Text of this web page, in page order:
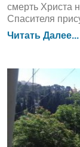
смерть Христа
Спасителя
Читать Далее...
Духовный